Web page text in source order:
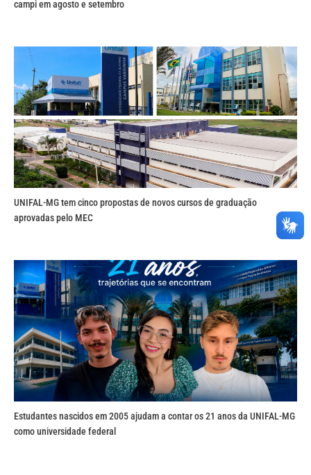
campi em agosto e setembro
UNIFAL-MG tem cinco propostas de novos cursos de graduação
aprovadas pelo MEC
Estudantes nascidos em 2005 ajudam a contar os 21 anos da UNIFAL-MG
como universidade federal